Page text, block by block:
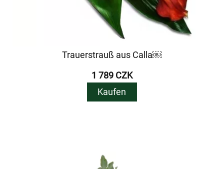
Trauerstrauß aus Calla￼
1 789 CZK
Kaufen